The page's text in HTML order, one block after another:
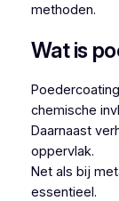
methoden.
Wat is
chemische
Daarnaast
oppervlak.
Net als bij
essentieel.